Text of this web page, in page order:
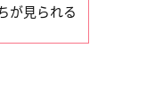
が見られる